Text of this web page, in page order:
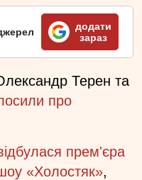
додати
зараз
Терен та
про
прем'єра
«Холостяк»,